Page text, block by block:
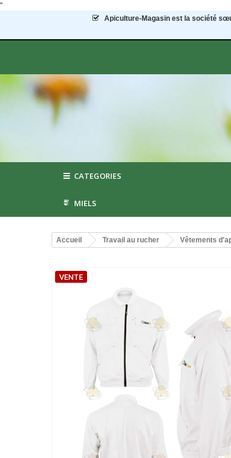
"
Apiculture-Magasin est la société
CATEGORIES
MIELS
Accueil Travail au rucher Vêtements
VENTE